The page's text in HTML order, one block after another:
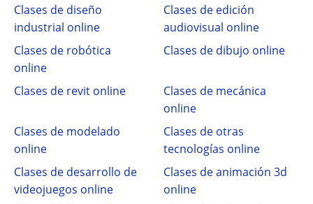
Clases de diseño
industrial online
Clases de edición
audiovisual online
Clases de robótica
online
Clases de dibujo online
Clases de revit online
Clases de mecánica
online
Clases de modelado
online
Clases de otras
tecnologías online
Clases de desarrollo de
videojuegos online
Clases de animación 3d
online